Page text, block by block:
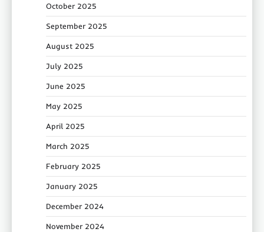
October 2025
September 2025
August 2025
July 2025
June 2025
May 2025
April 2025
March 2025
February 2025
January 2025
December 2024
November 2024